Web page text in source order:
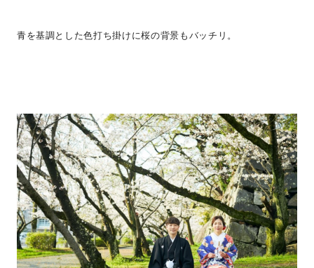
青を基調とした色打ち掛けに桜の背景もバッチリ。